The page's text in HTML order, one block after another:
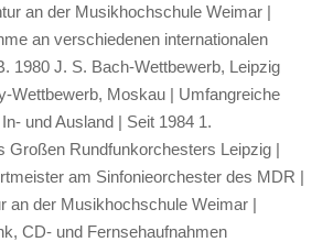
an der Musikhochschule Weimar |
an verschiedenen internationalen
1980 J. S. Bach-Wettbewerb, Leipzig
Wettbewerb, Moskau | Umfangreiche
und Ausland | Seit 1984 1.
Großen Rundfunkorchesters Leipzig |
am Sinfonieorchester des MDR |
an der Musikhochschule Weimar |
CD- und Fernsehaufnahmen